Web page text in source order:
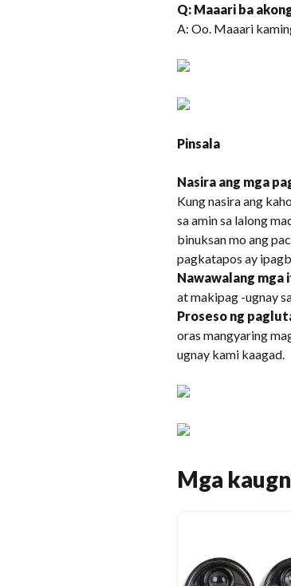
Q: Maaari ba
A: Oo. Maaari
Pinsala
Nasira ang mga
Kung nasira ang
sa amin sa lalong
binuksan mo ang
pagkatapos ay
Nawawalang mga
at makipag -ugnay
Proseso ng
oras mangyaring
ugnay kami kaagad.
Mga